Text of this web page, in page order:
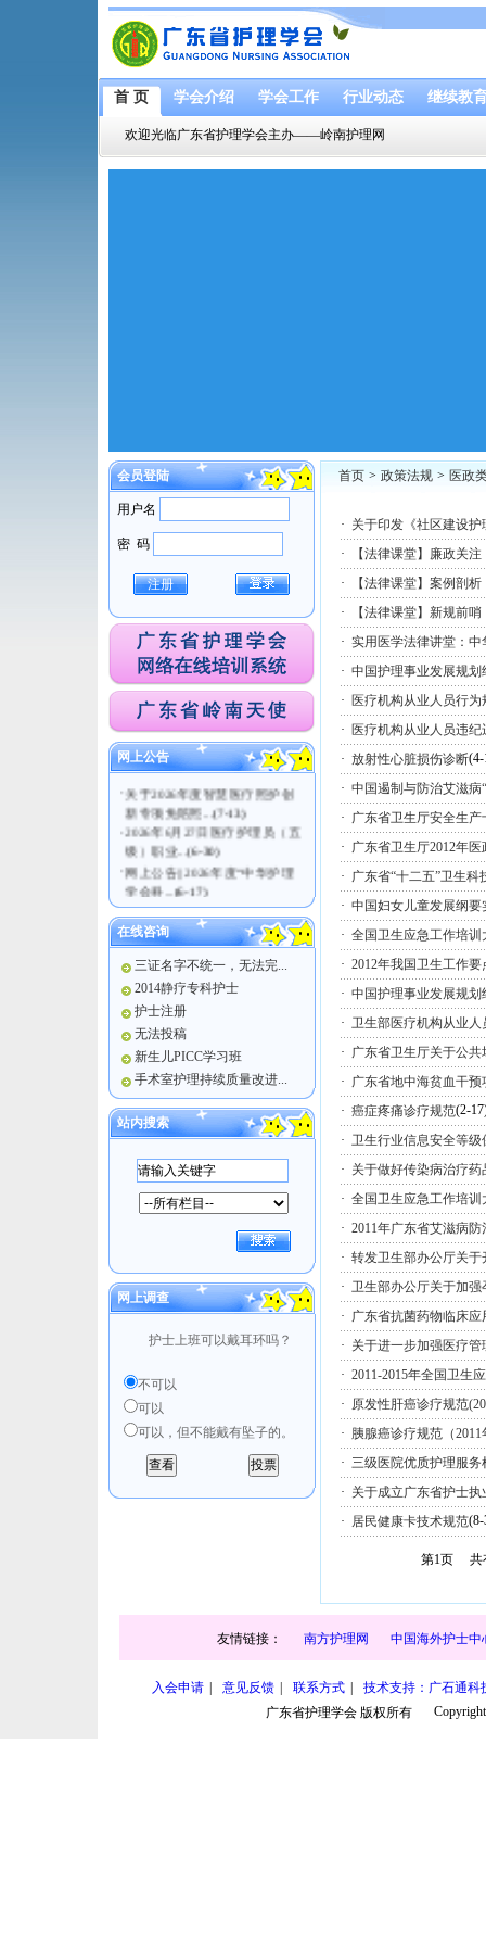
首 页 学会介绍 学会工作 行业动态 继续教
欢迎光临广东省护理学会主办——岭南护理网
会员登陆
用户名
密 码
注册
网上公告
关于医疗护理员（五级）职业
技能等级认定考试...(7-21)
·广东省护理学会关于发布《老
年直肠癌患者术后...(7-14)
关于2026年度智慧医疗照护创
新专项免陪照...(7-13)
2026年6月27日医疗护理员（五
级）职业...
(6-30)
网上公告|| 2026年度“中华护理
学会科...(6-17)
在线咨询
三证名字不统一，无法完...
2014静疗专科护士
护士注册
无法投稿
新生儿PICC学习班
手术室护理持续质量改进...
站内搜索
网上调查
护士上班可以戴耳环吗？
不可以
可以
可以，但不能戴有坠子的。
首页 > 政策法规 > 医政
· 关于印发《社区建设
·
【法律课堂】廉政关
·
【法律课堂】案例剖
·
【法律课堂】新规前
· 实用医学法律讲堂：
· 中国护理事业发展规划
·
医疗机构从业人员行为
·
医疗机构从业人员违
· 放射性心脏损伤诊断(4-
· 中国遏制与防治艾滋病
· 广东省卫生厅安全生产
· 广东省卫生厅2012年
· 广东省“十二五”卫生科
· 中国妇女儿童发展纲要
· 全国卫生应急工作培训
· 2012年我国卫生工作要
· 中国护理事业发展规划
· 卫生部医疗机构从业
· 广东省卫生厅关于公
· 广东省地中海贫血干
· 癌症疼痛诊疗规范(2-
· 卫生行业信息安全等
· 关于做好传染病治疗
· 全国卫生应急工作培训
· 2011年广东省艾滋病
· 转发卫生部办公厅关
· 卫生部办公厅关于加
· 广东省抗菌药物临床
· 关于进一步加强医疗管
· 2011-2015年全国卫生
· 原发性肝癌诊疗规范
· 胰腺癌诊疗规范（2011
· 三级医院优质护理服务
· 关于成立广东省护士
· 居民健康卡技术规范(8-
第1页 共
友情链接： 南方护理网 中国海外护士中
入会申请 意见反馈 联系方式
技术支持：广石通科
广东省护理学会 版权所有